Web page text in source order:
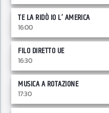
TE LA RIDÒ IO L’ AMERICA
16:00
FILO DIRETTO UE
16:30
MUSICA A ROTAZIONE
17:30